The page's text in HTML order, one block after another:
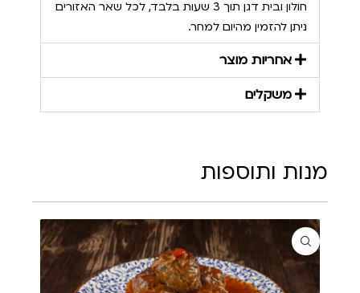
חולון ובית דגן תוך 3 שעות בלבד, לכל שאר האזורים
ניתן להזמין מהיום למחר.
אחריות מוצר
משקלים
מנות ותוספות